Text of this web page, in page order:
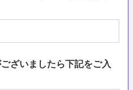
ざいましたら下記をご入